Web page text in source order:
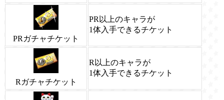
PRガチャチケット
PR以上のキャラが
1体入手できるチケット
Rガチャチケット
R以上のキャラが
1体入手できるチケット